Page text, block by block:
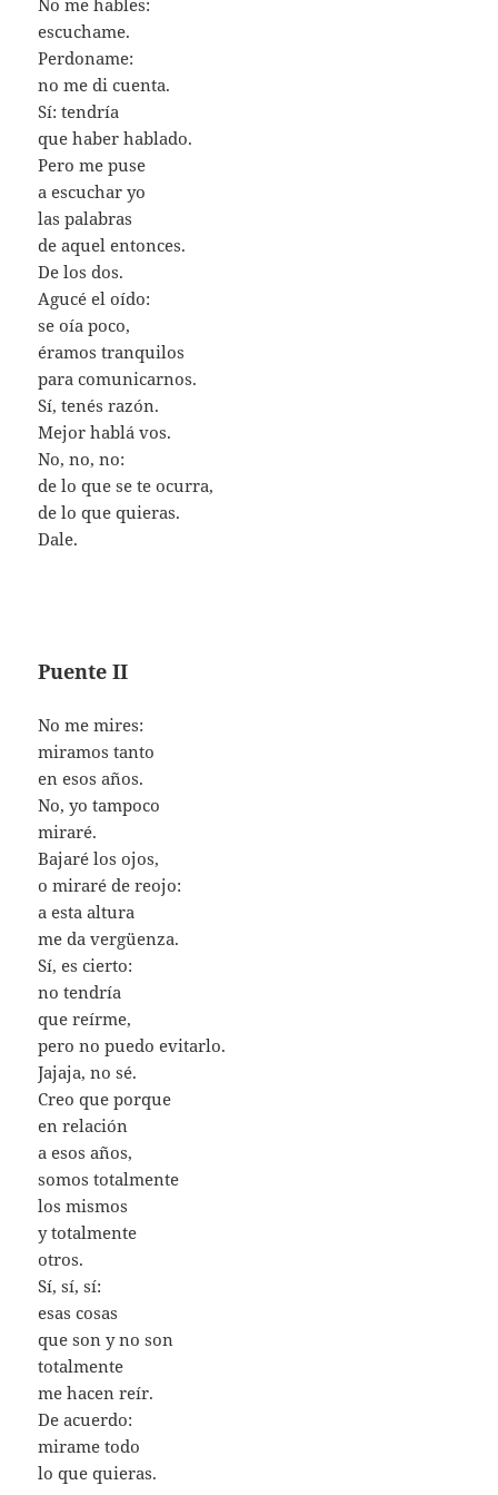
No me hables:
escuchame.
Perdoname:
no me di cuenta.
Sí: tendría
que haber hablado.
Pero me puse
a escuchar yo
las palabras
de aquel entonces.
De los dos.
Agucé el oído:
se oía poco,
éramos tranquilos
para comunicarnos.
Sí, tenés razón.
Mejor hablá vos.
No, no, no:
de lo que se te ocurra,
de lo que quieras.
Dale.
Puente II
No me mires:
miramos tanto
en esos años.
No, yo tampoco
miraré.
Bajaré los ojos,
o miraré de reojo:
a esta altura
me da vergüenza.
Sí, es cierto:
no tendría
que reírme,
pero no puedo evitarlo.
Jajaja, no sé.
Creo que porque
en relación
a esos años,
somos totalmente
los mismos
y totalmente
otros.
Sí, sí, sí:
esas cosas
que son y no son
totalmente
me hacen reír.
De acuerdo:
mirame todo
lo que quieras.